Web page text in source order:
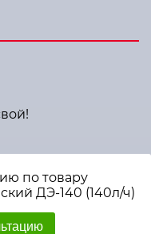
по товару
ДЭ-140 (140л/ч)